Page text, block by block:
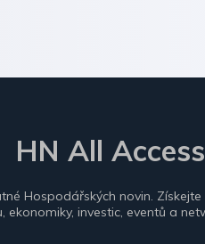
HN All Access
Hospodářských novin.
ekonomiky, investic, eventů a